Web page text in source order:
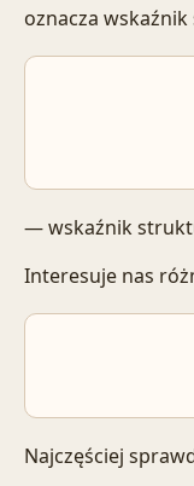
oznacza
— wskaźnik
Interesuje nas
Najczęściej